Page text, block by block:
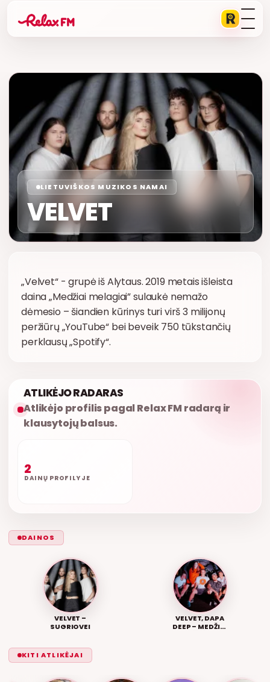
LIETUVIŠKOS MUZIKOS NAMAI
VELVET
„Velvet“ - grupė iš Alytaus. 2019 metais išleista
daina „Medžiai melagiai” sulaukė nemažo
dėmesio – šiandien kūrinys turi virš 3 milijonų
peržiūrų „YouTube“ bei beveik 750 tūkstančių
perklausų „Spotify“.
ATLIKĖJO RADARAS
Atlikėjo profilis pagal Relax FM radarą ir
klausytojų balsus.
2
DAINŲ PROFILYJE
DAINOS
VELVET –
SUGRIOVEI
VELVET, DAPA
DEEP – MEDŽIAI
KITI ATLIKĖJAI